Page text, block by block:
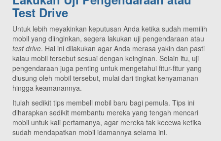
Test Drive
Untuk lebih meyakinkan keputusan Anda ketika sudah memilih
mobil yang diinginkan, segera lakukan uji pengendaraan atau
test drive. Hal ini dilakukan agar Anda merasa yakin dan pasti
kalau mobil tersebut sesuai dengan keinginan. Selain itu, uji
pengendaraan juga penting untuk mengetahui fitur-fitur yang
diusung oleh mobil tersebut, mulai dari tingkat kenyamanan
hingga keamanannya.
Itulah sedikit tips membeli mobil baru bagi pemula. Tips ini
diharapkan sedikit membantu mereka yang tengah mencari
mobil untuk kali pertamanya, agar mereka tak kecewa ketika
sudah mendapatkan mobil idamannya selama ini.